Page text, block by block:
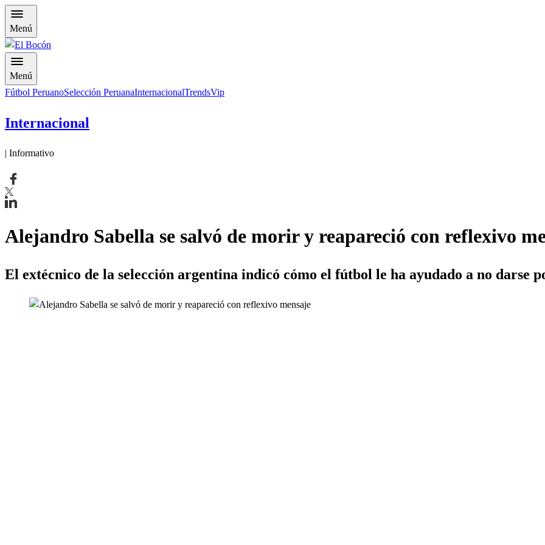
Menú
Menú
Fútbol PeruanoSelección PeruanaInternacionalTrendsVip
Internacional
| Informativo
Alejandro Sabella se salvó de morir y reapareció con reflexivo
El extécnico de la selección argentina indicó cómo el fútbol le ha ayudado a no darse